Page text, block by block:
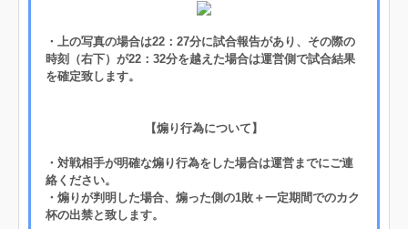
・上の写真の場合は22：27分に試合報告があり、その際の
時刻（右下）が22：32分を越えた場合は運営側で試合結果
を確定致します。
【煽り行為について】
・対戦相手が明確な煽り行為をした場合は運営までにご連
絡ください。
・煽りが判明した場合、煽った側の1敗＋一定期間でのカク
杯の出禁と致します。